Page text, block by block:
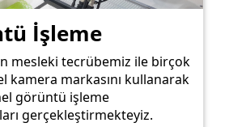
İşleme
mesleki tecrübemiz ile birçok
kamera markasını kullanarak
görüntü işleme
gerçekleştirmekteyiz.